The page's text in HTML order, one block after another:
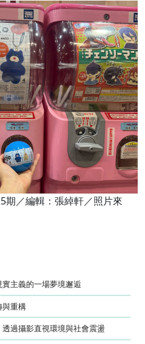
期／編輯：張綽軒／照片來
主義的一場夢境邂逅
與重構
過攝影直視環境與社會震盪